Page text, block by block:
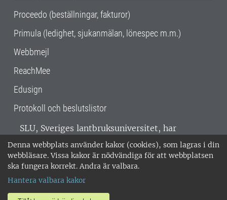
Denna webbplats använder kakor (cookies), som lagras i din
webbläsare. Vissa kakor är nödvändiga för att webbplatsen
ska fungera korrekt. Andra är valbara.
Hantera valbara kakor
Proceedo (beställningar, fakturor)
Primula (ledighet, sjukanmälan, lönespec m.m.)
Webbmejl
ReachMee
Edusign
Protokoll och beslutslistor
SLU, Sveriges lantbruksuniversitet, har
verksamhet över hela Sverige. Huvudorter är
Alnarp, Uppsala och Umeå.SLU är
miljöcertifierat enligt ISO 14001. •
018-67 10 00 • Org nr: 202100-2817 •